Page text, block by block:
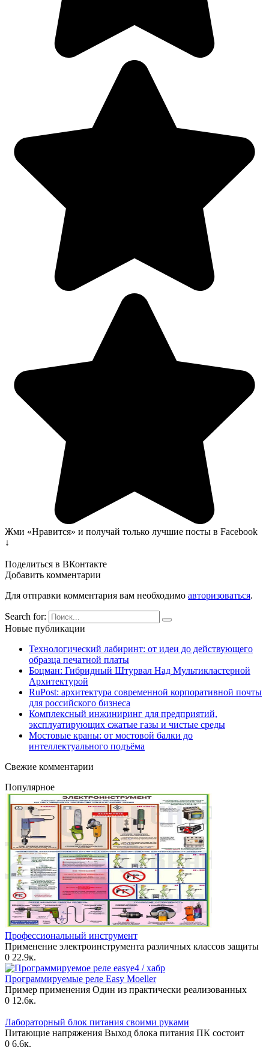
Жми «Нравится» и получай только лучшие посты в Facebook
↓
Поделиться в ВКонтакте
Добавить комментарии
Для отправки комментария вам необходимо авторизоваться.
Search for:
Новые публикации
Технологический лабиринт: от идеи до действующего
образца печатной платы
Боцман: Гибридный Штурвал Над Мультикластерной
Архитектурой
RuPost: архитектура современной корпоративной почты
для российского бизнеса
Комплексный инжиниринг для предприятий,
эксплуатирующих сжатые газы и чистые среды
Мостовые краны: от мостовой балки до
интеллектуального подъёма
Свежие комментарии
Популярное
Профессиональный инструмент
Применение электроинструмента различных классов защиты
0 22.9к.
Программируемые реле Еasy Moeller
Пример применения Один из практически реализованных
0 12.6к.
Лабораторный блок питания своими руками
Питающие напряжения Выход блока питания ПК состоит
0 6.6к.